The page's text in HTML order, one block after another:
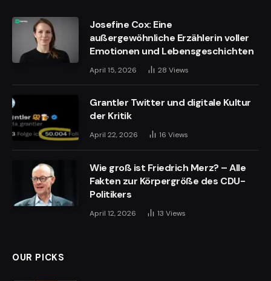
Josefine Cox: Eine
außergewöhnliche Erzählerin voller
Emotionen und Lebensgeschichten
April 15, 2026 28 Views
Grantler Twitter und digitale Kultur
der Kritik
April 22, 2026 16 Views
Wie groß ist Friedrich Merz? – Alle
Fakten zur Körpergröße des CDU-
Politikers
April 12, 2026 13 Views
OUR PICKS